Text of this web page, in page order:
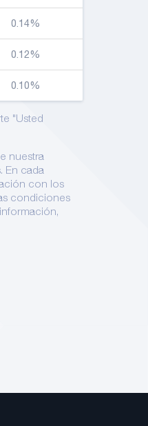
0.14%
0.12%
0.10%
"Usted
nuestra
En cada
con los
condiciones